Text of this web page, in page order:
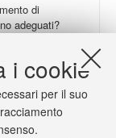
i cookie
per il suo
di
adeguati?
77,9
97,2